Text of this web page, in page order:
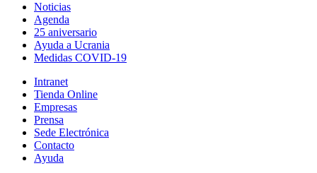
Noticias
Agenda
25 aniversario
Ayuda a Ucrania
Medidas COVID-19
Intranet
Tienda Online
Empresas
Prensa
Sede Electrónica
Contacto
Ayuda